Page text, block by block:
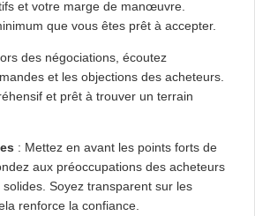
et votre marge de manœuvre.
que vous êtes prêt à accepter.
des négociations, écoutez
et les objections des acheteurs.
et prêt à trouver un terrain
: Mettez en avant les points forts de
aux préoccupations des acheteurs
Soyez transparent sur les
renforce la confiance.